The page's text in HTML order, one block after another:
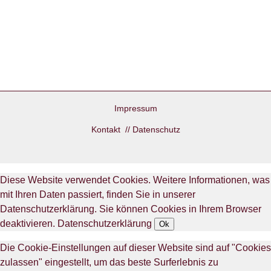
Impressum
Kontakt // Datenschutz
Diese Website verwendet Cookies. Weitere Informationen, was
mit Ihren Daten passiert, finden Sie in unserer
Datenschutzerklärung. Sie können Cookies in Ihrem Browser
deaktivieren. Datenschutzerklärung Ok
Die Cookie-Einstellungen auf dieser Website sind auf "Cookies
zulassen" eingestellt, um das beste Surferlebnis zu